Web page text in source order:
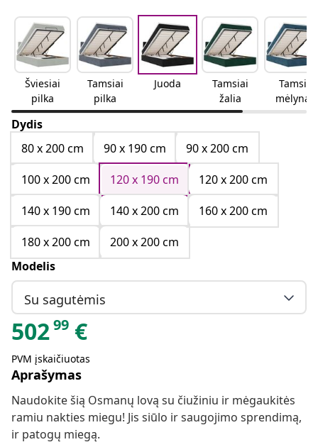
Šviesiai
pilka
Tamsiai
pilka
Juoda
Tamsiai
žalia
Tamsi
mėlyna
Dydis
80 x 200 cm
90 x 190 cm
90 x 200 cm
100 x 200 cm
120 x 190 cm
120 x 200 cm
140 x 190 cm
140 x 200 cm
160 x 200 cm
180 x 200 cm
200 x 200 cm
Modelis
Su sagutėmis
50299 €
PVM įskaičiuotas
Aprašymas
Naudokite šią Osmanų lovą su čiužiniu ir mėgaukitės
ramiu nakties miegu! Jis siūlo ir saugojimo sprendimą,
ir patogų miegą.